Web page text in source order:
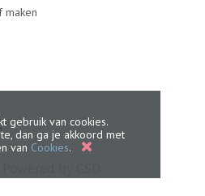
gebruik van cookies.
dan ga je akkoord met
van Cookies.